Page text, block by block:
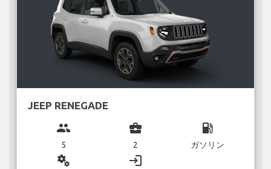
JEEP RENEGADE
group
5
business_center
2
local_gas_station
ガソリン
miscellaneous_services login